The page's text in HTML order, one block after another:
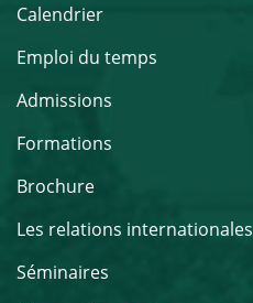
Calendrier
Emploi du temps
Admissions
Formations
Brochure
Les relations internationales
Séminaires